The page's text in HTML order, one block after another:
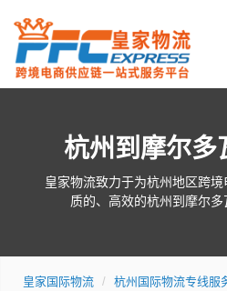
杭州到摩尔多
皇家物流致力于为杭州地区跨
质的、高效的杭州到摩尔
皇家国际物流
杭州国际物流专线服